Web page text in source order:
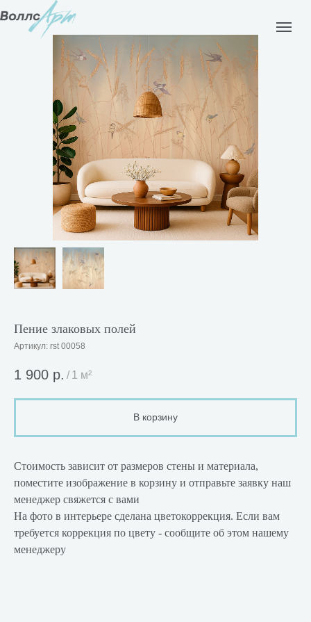
Пение злаковых полей
Артикул: rst 00058
1 900 р. / 1 м²
В корзину
Стоимость зависит от размеров стены и материала,
поместите изображение в корзину и отправьте заявку наш
менеджер свяжется с вами
На фото в интерьере сделана цветокоррекция. Если вам
требуется коррекция по цвету - сообщите об этом нашему
менеджеру